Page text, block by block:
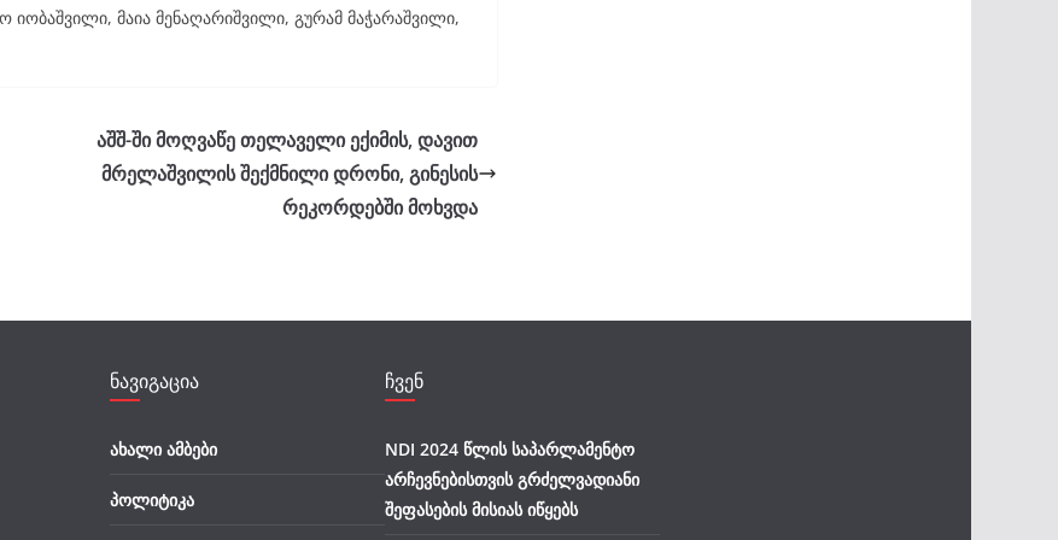
იობაშვილი, მაია მენაღარიშვილი, გურამ მაჭარაშვილი,
აშშ-ში მოღვაწე თელაველი ექიმის, დავით
მრელაშვილის შექმნილი დრონი, გინესის
რეკორდებში მოხვდა
ნავიგაცია
ახალი ამბები
პოლიტიკა
ჩვენ
NDI 2024 წლის საპარლამენტო
არჩევნებისთვის გრძელვადიანი
შეფასების მისიას იწყებს